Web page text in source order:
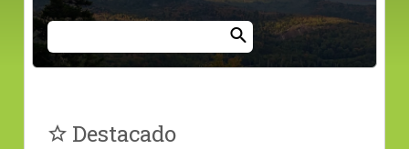
de
búsqueda
Destacado